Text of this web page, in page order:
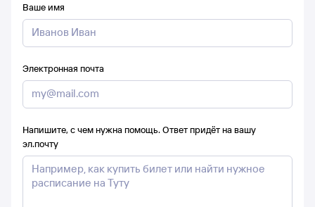
Ваше имя
Электронная почта
Напишите, с чем нужна помощь. Ответ придёт на вашу
эл.почту